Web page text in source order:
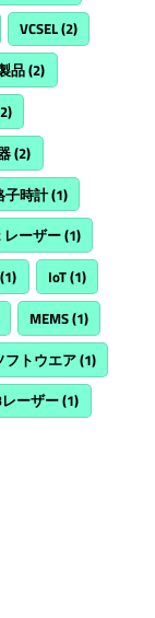
VCSEL(2)
品(2)
(2)
子時計(1)
レーザー(1)
(1) IoT(1)
MEMS(1)
フトウエア(1)
レーザー(1)